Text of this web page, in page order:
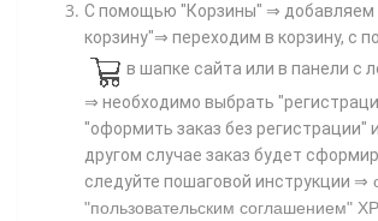
С помощью "Корзины" ⇒ добавляем
корзину"⇒ переходим в корзину, с
в шапке сайта или в панели с
⇒ необходимо выбрать
"оформить заказ без регистрации"
другом случае заказ будет
следуйте пошаговой инструкции ⇒
"пользовательским соглашением"